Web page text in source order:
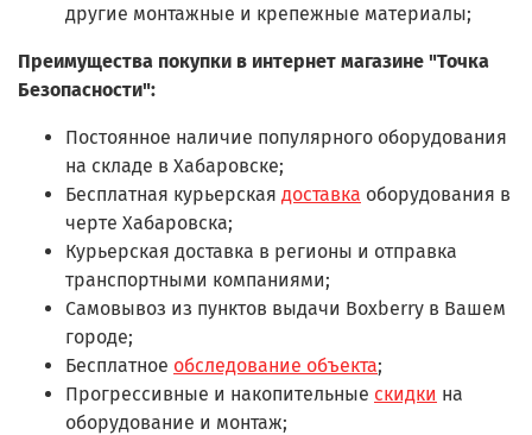
другие монтажные и крепежные материалы;
Преимущества покупки в интернет магазине "Точка
Безопасности":
Постоянное наличие популярного оборудования
на складе в Хабаровске;
Бесплатная курьерская доставка оборудования в
черте Хабаровска;
Курьерская доставка в регионы и отправка
транспортными компаниями;
Самовывоз из пунктов выдачи Boxberry в Вашем
городе;
Бесплатное обследование объекта;
Прогрессивные и накопительные скидки на
оборудование и монтаж;